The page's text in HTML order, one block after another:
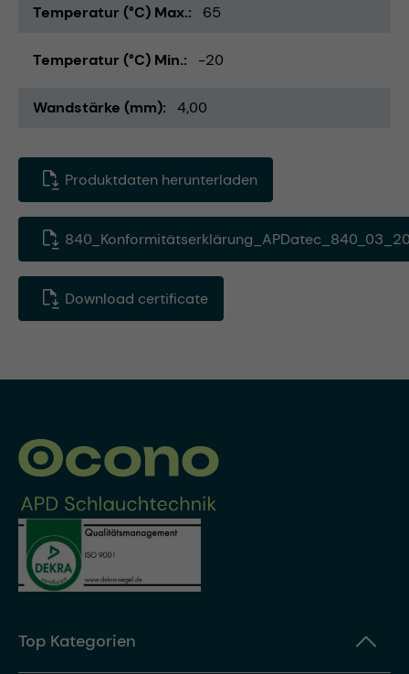
Temperatur (°C) Max. 65
Temperatur (°C) Min. -20
Wandstärke (mm) 4,00
Produktdaten herunterladen
Download certificate
Top Kategorien